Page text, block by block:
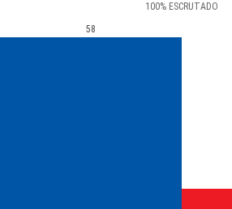
100% ESCRUTADO
58